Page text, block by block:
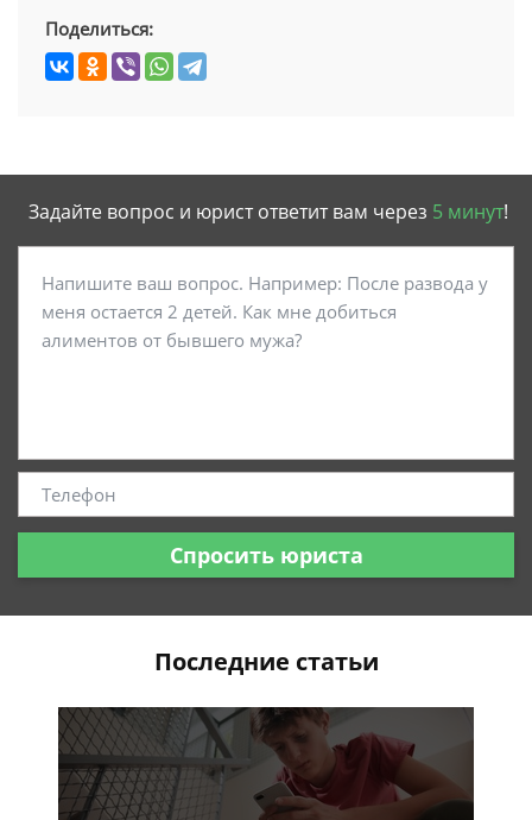
Поделиться:
Задайте вопрос и юрист ответит вам через 5 минут!
Спросить юриста
Последние статьи